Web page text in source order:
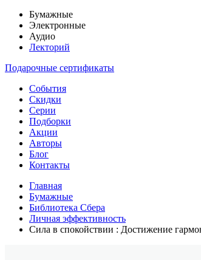
Бумажные
Электронные
Аудио
Лекторий
Подарочные сертификаты
События
Скидки
Серии
Подборки
Акции
Авторы
Блог
Контакты
Главная
Бумажные
Библиотека Сбера
Личная эффективность
Сила в спокойствии : Достижение